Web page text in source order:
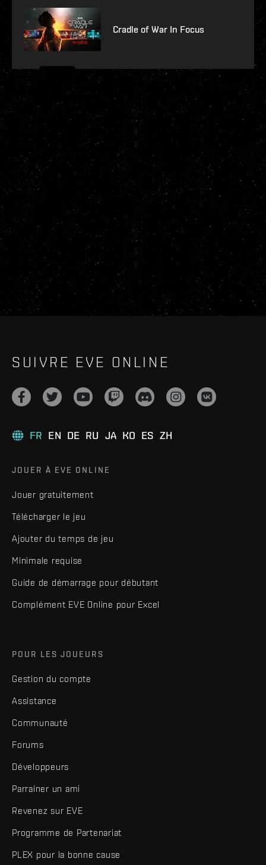
Cradle of War In Focus
SUIVRE EVE ONLINE
FR EN DE RU JA KO ES ZH
JOUER À EVE ONLINE
Jouer gratuitement
Télécharger le jeu
Ajouter du temps de jeu
Minimale requise
Guide de démarrage pour débutant
Complément EVE Online pour Excel
POUR LES JOUEURS
Gestion du compte
Assistance
Communauté
Forums
Développeurs
Parrainer un ami
Revenez sur EVE
Programme de Partenariat
PLEX pour la bonne cause